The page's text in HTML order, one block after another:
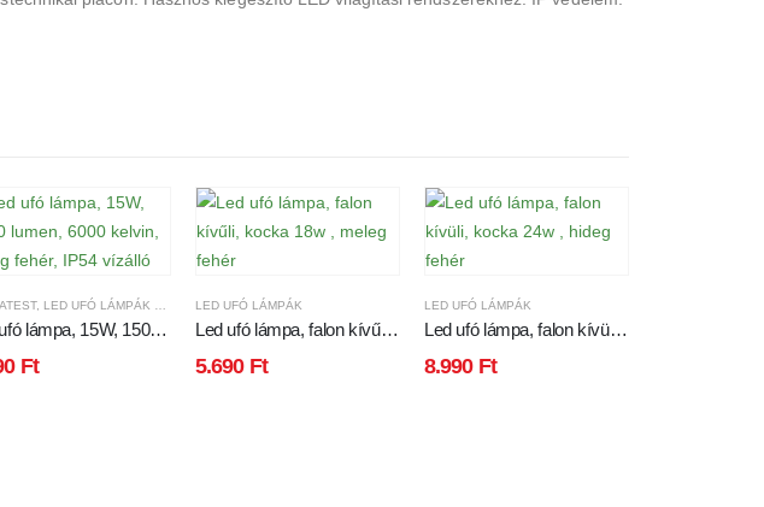
, LED UFÓ LÁMPÁK VÍZÁLLÓ
lámpa, 15W, 1500
IP54 vízálló
Ft
LED UFÓ LÁMPÁK
Led ufó lámpa, falon kívűli,
5.690 Ft
LED UFÓ LÁMPÁK
Led ufó lámpa, falon kívüli,
8.990 Ft